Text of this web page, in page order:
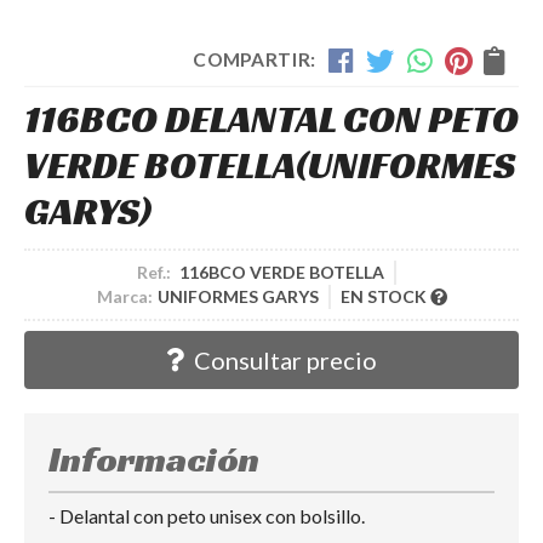
COMPARTIR:
116BCO DELANTAL CON PETO
VERDE BOTELLA(UNIFORMES
GARYS)
Ref.: 116BCO VERDE BOTELLA
Marca: UNIFORMES GARYS EN STOCK
Consultar precio
Información
- Delantal con peto unisex con bolsillo.